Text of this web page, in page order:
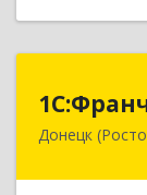
Донецк
346330,